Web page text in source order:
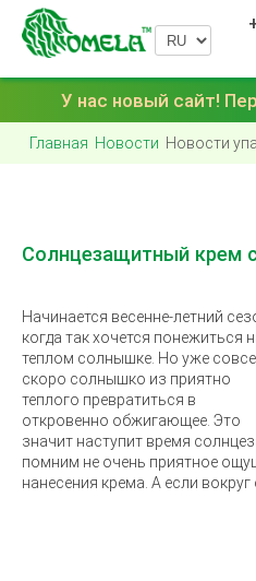
У нас новый сайт!
Главная Новости Новости
Солнцезащитный крем
Начинается весенне-летний
когда так хочется понежиться
теплом солнышке. Но уже
скоро солнышко из приятно
теплого превратиться в
откровенно обжигающее. Это
значит наступит время
помним не очень приятное
нанесения крема. А если